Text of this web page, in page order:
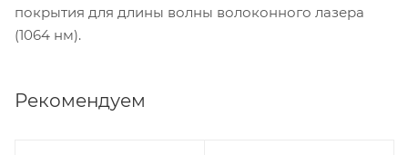
покрытия для длины волны волоконного лазера
(1064 нм).
Рекомендуем